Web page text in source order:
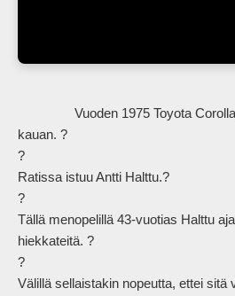
kauan. ?
?
Ratissa istuu Antti Halttu.?
?
Tällä menopelillä 43-vuotias Halttu
hiekkateitä. ?
?
Välillä sellaistakin nopeutta, ettei sitä